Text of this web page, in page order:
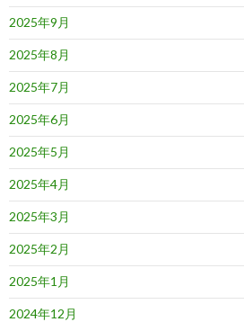
2025年9月
2025年8月
2025年7月
2025年6月
2025年5月
2025年4月
2025年3月
2025年2月
2025年1月
2024年12月